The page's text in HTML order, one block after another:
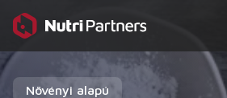
Növényi alapú